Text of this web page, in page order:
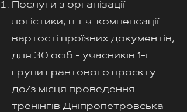
Послуги з організації
логістики, в т.ч. компенсації
вартості проїзних документів,
для 30 осіб - учасників 1-ї
групи грантового проєкту
до/з місця проведення
тренінгів Дніпропетровська